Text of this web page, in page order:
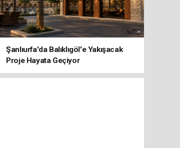
Şanlıurfa'da Balıklıgöl'e Yakışacak
Proje Hayata Geçiyor